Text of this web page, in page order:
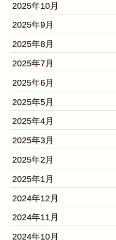
2025年10月
2025年9月
2025年8月
2025年7月
2025年6月
2025年5月
2025年4月
2025年3月
2025年2月
2025年1月
2024年12月
2024年11月
2024年10月